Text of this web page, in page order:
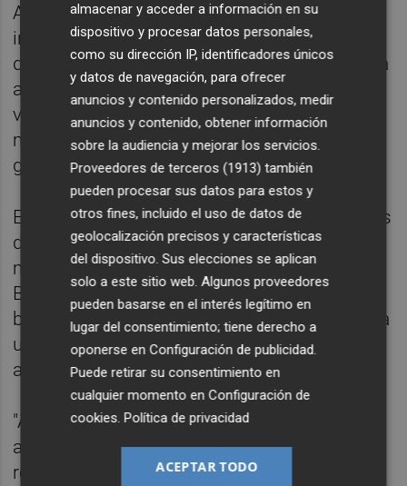
Anthropic y aproximadamente 50 socios
iniciales con acceso a la versión preliminar
de Claude Mythos han usado el modelo para
analizar bases de código en busca de
vulnerabilidades, detectando hasta la fecha
más de 10.000 fallos de seguridad de
gravedad alta o crítica.
El anuncio de Anthropic llega un día después
de que la compañía de IA presentase de
manera confidencial ante la Comisión de
Bolsa y Valores de Estados Unidos (SEC) un
borrador de declaración de registro de cara a
una oferta pública inicial (OPI) de sus
acciones ordinarias.
"Anthropic, PBC presentó confidencialmente
ante la SEC un borrador de declaración de
registro en el Formulario S-1 para una
almacenar y acceder a información en su
dispositivo y procesar datos personales,
como su dirección IP, identificadores únicos
y datos de navegación, para ofrecer
anuncios y contenido personalizados, medir
anuncios y contenido, obtener información
sobre la audiencia y mejorar los servicios.
Proveedores de terceros (1913) también
pueden procesar sus datos para estos y
otros fines, incluido el uso de datos de
geolocalización precisos y características
del dispositivo. Sus elecciones se aplican
solo a este sitio web. Algunos proveedores
pueden basarse en el interés legítimo en
lugar del consentimiento; tiene derecho a
oponerse enConfiguración de publicidad.
Puede retirar su consentimiento en
cualquier momento enConfiguración de
cookies.Política de privacidad
ACEPTAR TODO